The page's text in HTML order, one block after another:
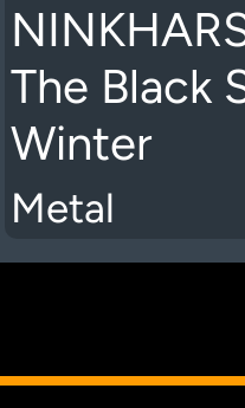
The Black
Winter
Metal